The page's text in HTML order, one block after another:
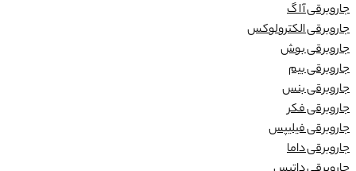
جاروبرقی آ ا گ
جاروبرقی الکترولوکس
جاروبرقی بوش
جاروبرقی بیم
جاروبرقی بنس
جاروبرقی فکر
جاروبرقی فیلیپس
جاروبرقی داما